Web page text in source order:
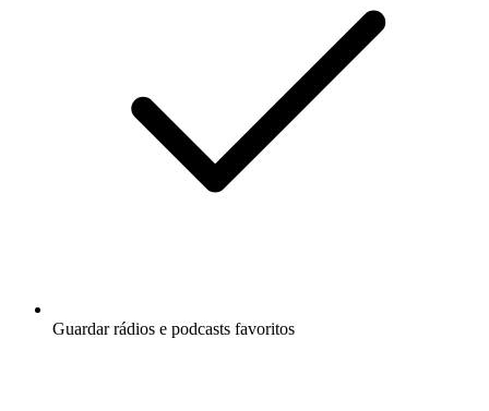
Guardar rádios e podcasts favoritos